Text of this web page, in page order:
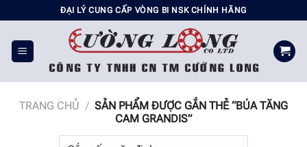
đến
nội
dung
ĐẠI LÝ CUNG CẤP VÒNG BI NSK CHÍNH HÃNG
TRANG CHỦ / SẢN PHẨM ĐƯỢC GẮN THẺ “BÚA TĂNG
CAM GRANDIS”